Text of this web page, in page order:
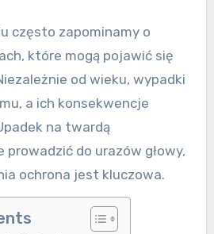
które mogą pojawić się
od wieku, wypadki
a ich konsekwencje
na twardą
prowadzić do urazów głowy,
ochrona jest kluczowa.